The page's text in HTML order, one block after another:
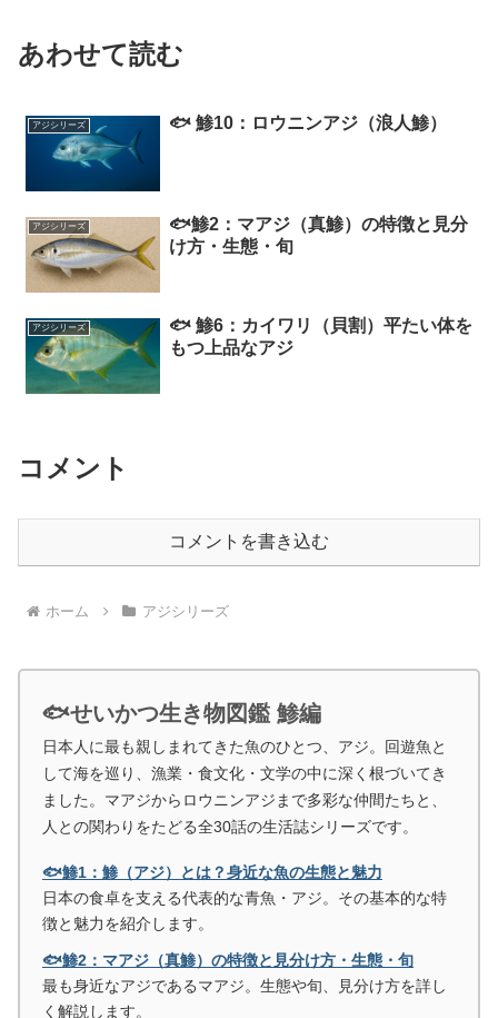
あわせて読む
アジシリーズ 🐟 鯵10：ロウニンアジ（浪人鯵）
アジシリーズ
🐟鯵2：マアジ（真鯵）の特徴と見分
け方・生態・旬
アジシリーズ
🐟 鯵6：カイワリ（貝割）平たい体を
もつ上品なアジ
コメント
コメントを書き込む
ホーム アジシリーズ
🐟せいかつ生き物図鑑 鯵編
日本人に最も親しまれてきた魚のひとつ、アジ。回遊魚と
して海を巡り、漁業・食文化・文学の中に深く根づいてき
ました。マアジからロウニンアジまで多彩な仲間たちと、
人との関わりをたどる全30話の生活誌シリーズです。
🐟鯵1：鯵（アジ）とは？身近な魚の生態と魅力
日本の食卓を支える代表的な青魚・アジ。その基本的な特
徴と魅力を紹介します。
🐟鯵2：マアジ（真鯵）の特徴と見分け方・生態・旬
最も身近なアジであるマアジ。生態や旬、見分け方を詳し
く解説します。